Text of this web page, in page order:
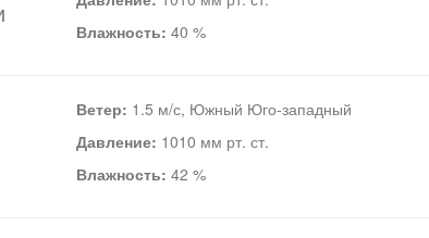
Влажность: 40 %
Ветер: 1.5 м/с, Южный Юго-западный
Давление: 1010 мм рт. ст.
Влажность: 42 %